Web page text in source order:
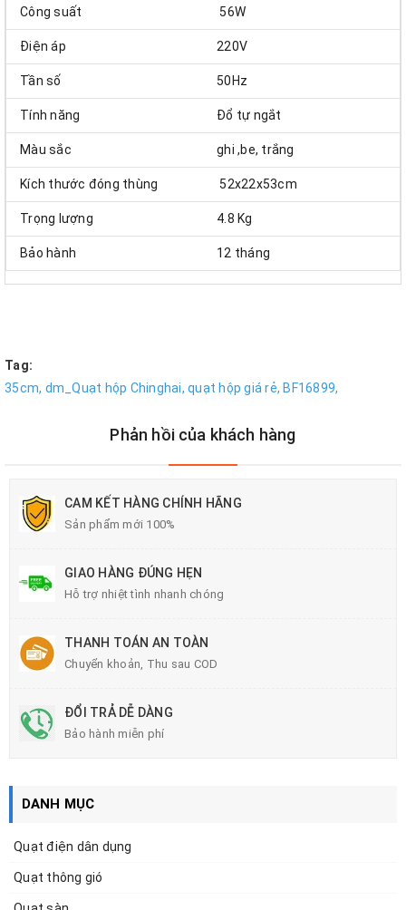
Công suất 56W
Điện áp 220V
Tần số 50Hz
Tính năng Đổ tự ngắt
Màu sắc ghi ,be, trắng
Kích thước đóng thùng 52x22x53cm
Trọng lượng 4.8 Kg
Bảo hành 12 tháng
Tag:
35cm, dm_Quạt hộp Chinghai, quạt hộp giá rẻ, BF16899,
Phản hồi của khách hàng
CAM KẾT HÀNG CHÍNH HÃNG
Sản phẩm mới 100%
GIAO HÀNG ĐÚNG HẸN
Hỗ trợ nhiệt tình nhanh chóng
THANH TOÁN AN TOÀN
Chuyển khoản, Thu sau COD
ĐỔI TRẢ DỄ DÀNG
Bảo hành miễn phí
DANH MỤC
Quạt điện dân dụng
Quạt thông gió